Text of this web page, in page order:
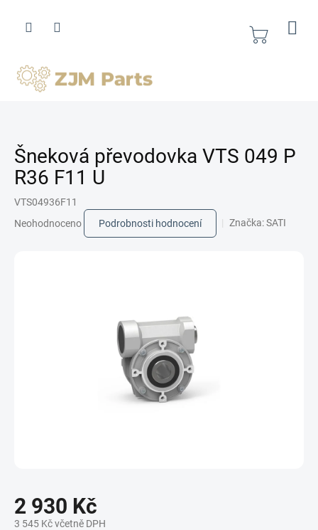
obsah
Nákupní
Šneková převodovka VTS 049 P
R36 F11 U
VTS04936F11
hodnocení
Neohodnoceno Podrobnosti hodnocení Značka:SATI
2 930 Kč
3 545 Kč včetně DPH